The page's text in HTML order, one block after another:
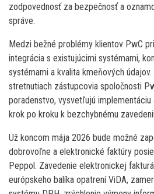
zodpovednosť za bezpečnosť a
správe.
Medzi bežné problémy klientov PwC
integrácia s existujúcimi systémami,
systémami a kvalita kmeňových
stretnutiach zástupcovia spoločnosti
poradenstvo, vysvetľujú
krok po kroku k bezchybnému
Už koncom mája 2026 bude možné
dobrovoľne a elektronické faktúry
Peppol. Zavedenie elektronickej
európskeho balíka opatrení ViDA,